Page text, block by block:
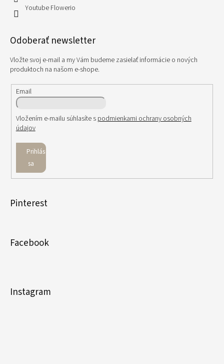
Youtube Flowerio
Odoberať newsletter
Vložte svoj e-mail a my Vám budeme zasielať informácie o nových
produktoch na našom e-shope.
Email
Vložením e-mailu súhlasíte spodmienkami ochrany osobných
údajov
Prihlásiť
sa
Pinterest
Facebook
Instagram